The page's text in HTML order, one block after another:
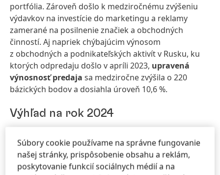
portfólia. Zároveň došlo k medziročnému zvýšeniu
výdavkov na investície do marketingu a reklamy
zamerané na posilnenie značiek a obchodných
činností. Aj napriek chýbajúcim výnosom
z obchodných a podnikateľských aktivít v Rusku, ku
ktorých odpredaju došlo v apríli 2023, upravená
výnosnosť predaja sa medziročne zvýšila o 220
bázických bodov a dosiahla úroveň 10,6 %.
Výhľad na rok 2024
V roku 2024 sa očakáva mierny rast svetovej
hospodárskej produkcie. Výsledkom by malo byť aj
mierne zvýšenie dopytu na priemyselných a
Súbory cookie používame na správne fungovanie
našej stránky, prispôsobenie obsahu a reklám,
poskytovanie funkcií sociálnych médií a na